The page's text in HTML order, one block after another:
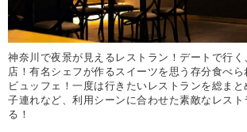
神奈川で夜景が見えるレストラン！デートで行く
店！有名シェフが作るスイーツを思う存分食べ
ビュッフェ！一度は行きたいレストランを総まと
子連れなど、利用シーンに合わせた素敵なレス
る！